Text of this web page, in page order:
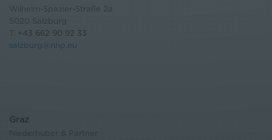
Wilhelm-Spazier-Straße 2a
5020 Salzburg
+43 662 90 92 33
salzburg@nhp.eu
Graz
Niederhuber & Partner